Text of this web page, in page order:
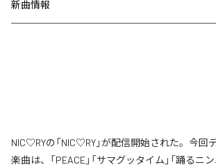
新曲情報
NIC♡RYの「NIC♡RY」が配信開始された。今回
楽曲は、「PEACE」「サマグッタイム」「踊るニン